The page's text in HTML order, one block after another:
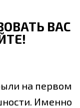
ВАС
на первом
Именно